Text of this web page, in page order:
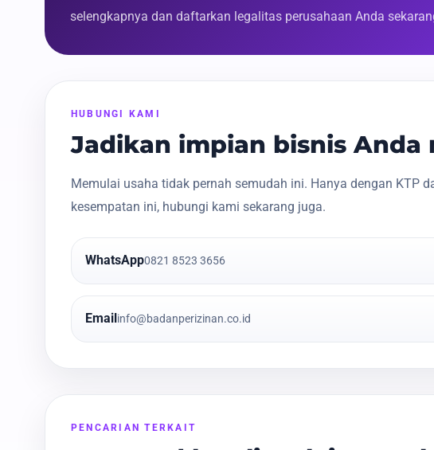
selengkapnya dan daftarkan legalitas perusahaan Anda
HUBUNGI KAMI
Jadikan impian bisnis Anda
Memulai usaha tidak pernah semudah ini. Hanya dengan KTP
kesempatan ini, hubungi kami sekarang juga.
WhatsApp0821 8523 3656
Emailinfo@badanperizinan.co.id
PENCARIAN TERKAIT